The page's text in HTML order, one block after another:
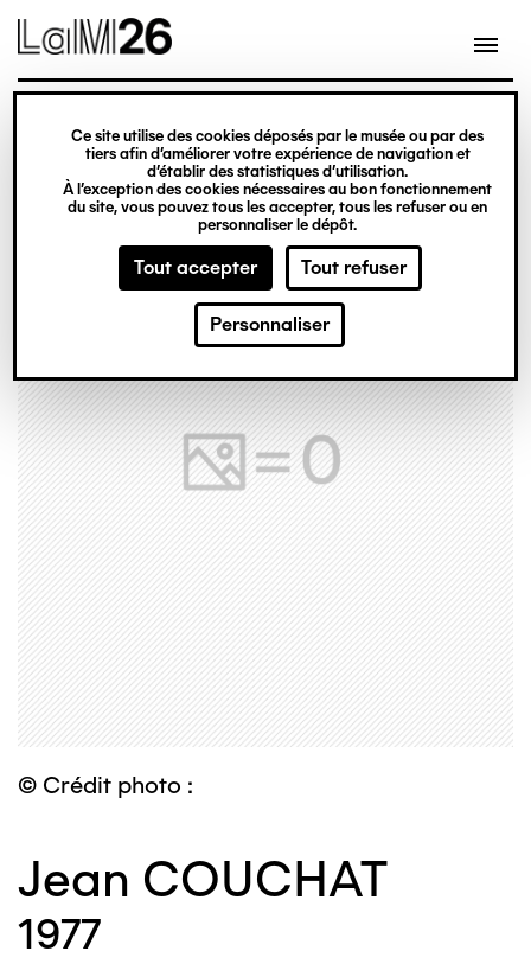
Gestion des cookies
Ce site utilise des cookies déposés par le musée ou par des
tiers afin d’améliorer votre expérience de navigation et
d’établir des statistiques d’utilisation.
À l’exception des cookies nécessaires au bon fonctionnement
du site, vous pouvez tous les accepter, tous les refuser ou en
personnaliser le dépôt.
Tout accepter Tout refuser
Personnaliser
contenu
© Crédit photo :
Jean COUCHAT
1977